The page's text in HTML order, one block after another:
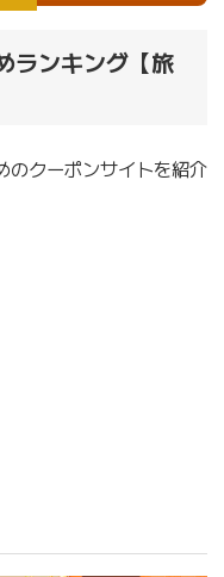
ランキング【旅
のクーポンサイトを紹介